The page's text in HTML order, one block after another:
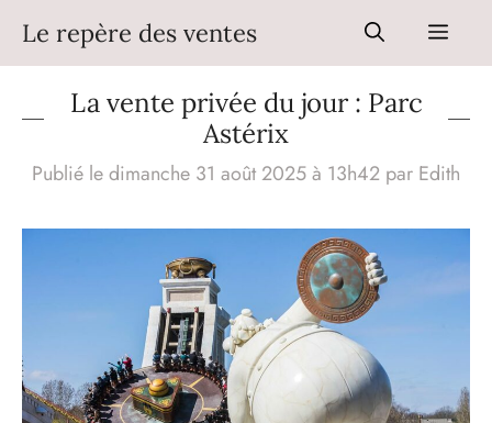
contenu
Le repère des ventes Menu
La vente privée du jour : Parc
Astérix
Publié le dimanche 31 août 2025 à 13h42 par Edith